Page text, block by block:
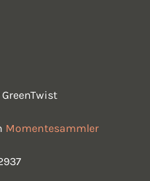
Momentesammler